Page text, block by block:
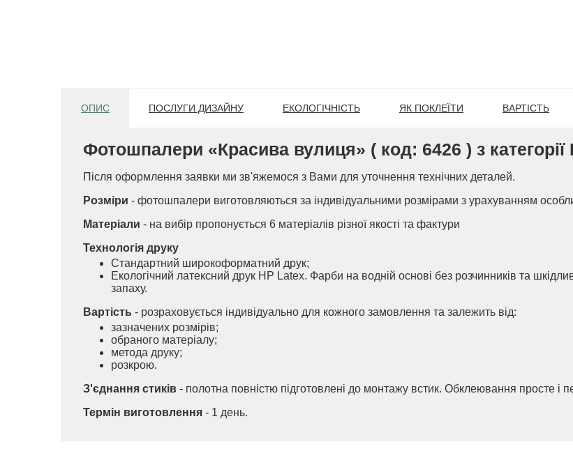
ОПИС ПОСЛУГИ ДИЗАЙНУ ЕКОЛОГІЧНІСТЬ ЯК ПОКЛЕЇТИ ВАРТІСТЬ
Фотошпалери «Красива вулиця» ( код: 6426 ) з
Після оформлення заявки ми зв'яжемося з Вами для уточнення технічних деталей.
Розміри - фотошпалери виготовляються за індивідуальними розмірами з урахуванням
Матеріали - на вибір пропонується 6 матеріалів різної якості та фактури
Технологія друку
Стандартний широкоформатний друк;
Екологічний латексний друк HP Latex. Фарби на водній основі без розчинників та
запаху.
Вартість - розраховується індивідуально для кожного замовлення та залежить від:
зазначених розмірів;
обраного матеріалу;
метода друку;
розкрою.
З'єднання стиків - полотна повністю підготовлені до монтажу встик. Обклеювання просте і
Термін виготовлення - 1 день.